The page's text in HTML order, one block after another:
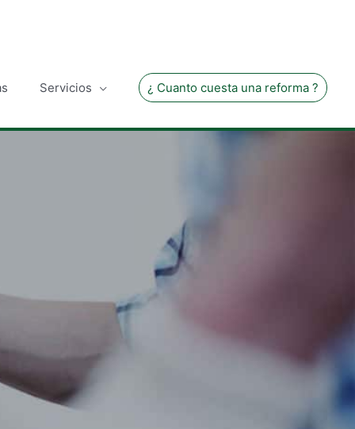
Servicios ¿ Cuanto cuesta una reforma ?